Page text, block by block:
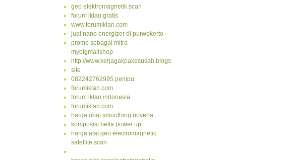
geo elektromagnetik scan
forum iklan gratis
www.forumiklan.com
jual nano energizer di purwokerto
promo sebagai mitra
mybigmallshop
http://www.kerjagakpakesusah.blogspot.com/
site
082242762995 penipu
forumiklan com
forum iklan indonesia
forumiklan.com
harga obat smoothing novena
komposisi betta power up
harga alat geo electromagnetic
satellite scan